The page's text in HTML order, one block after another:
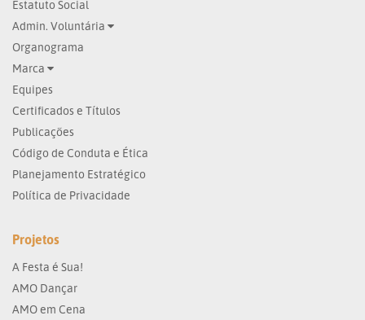
Estatuto Social
Admin. Voluntária
Organograma
Marca
Equipes
Certificados e Títulos
Publicações
Código de Conduta e Ética
Planejamento Estratégico
Política de Privacidade
Projetos
A Festa é Sua!
AMO Dançar
AMO em Cena